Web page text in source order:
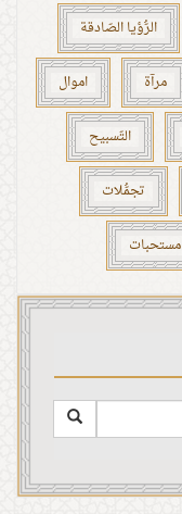
الرُّؤيا الصّادقة
مرآة اموال
التّسبيح
تجمُّلات
مستحبات